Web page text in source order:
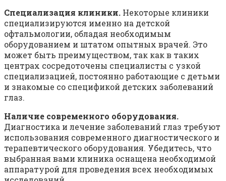
Специализация клиники. Некоторые клиники
специализируются именно на детской
офтальмологии, обладая необходимым
оборудованием и штатом опытных врачей. Это
может быть преимуществом, так как в таких
центрах сосредоточены специалисты с узкой
специализацией, постоянно работающие с детьми
и знакомые со спецификой детских заболеваний
глаз.
Наличие современного оборудования.
Диагностика и лечение заболеваний глаз требуют
использования современного диагностического и
терапевтического оборудования. Убедитесь, что
выбранная вами клиника оснащена необходимой
аппаратурой для проведения всех необходимых